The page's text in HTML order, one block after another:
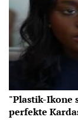
"Plastik-Ikone
perfekte